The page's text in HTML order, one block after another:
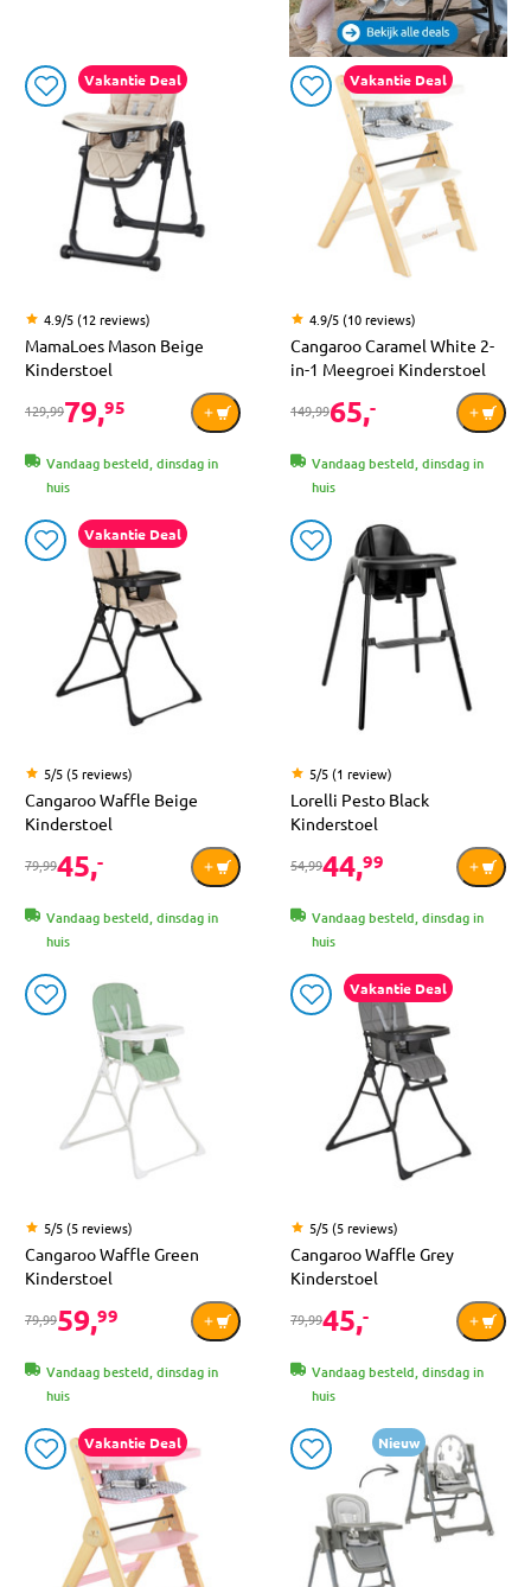
Vakantie Deal
4.9/5 (12 reviews)
MamaLoes Mason Beige
Kinderstoel
129,9979,95
Vandaag besteld, dinsdag in
huis
Vakantie Deal
4.9/5 (10 reviews)
Cangaroo Caramel White 2-
in-1 Meegroei Kinderstoel
149,9965,-
Vandaag besteld, dinsdag in
huis
Vakantie Deal
5/5 (5 reviews)
Cangaroo Waffle Beige
Kinderstoel
79,9945,-
Vandaag besteld, dinsdag in
huis
5/5 (1 review)
Lorelli Pesto Black
Kinderstoel
54,9944,99
Vandaag besteld, dinsdag in
huis
5/5 (5 reviews)
Cangaroo Waffle Green
Kinderstoel
79,9959,99
Vandaag besteld, dinsdag in
huis
Vakantie Deal
5/5 (5 reviews)
Cangaroo Waffle Grey
Kinderstoel
79,9945,-
Vandaag besteld, dinsdag in
huis
Vakantie Deal Nieuw